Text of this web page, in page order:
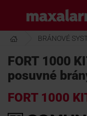
hlavnému
obsahu
www.maxalarm.sk
AKCIA MESIACA
BRÁNOVÉ
FORT 1000
posuvné
FORT 1000